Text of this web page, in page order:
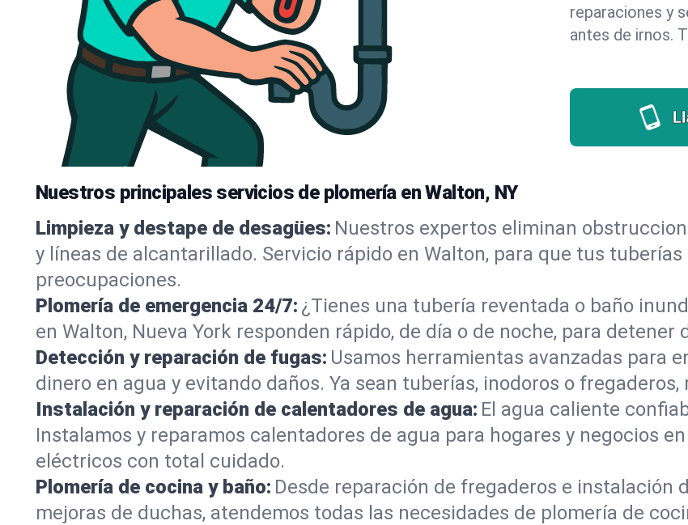
reparaciones y
antes de irnos.
Nuestros principales servicios de plomería en Walton, NY
Limpieza y destape de desagües: Nuestros expertos eliminan
y líneas de alcantarillado. Servicio rápido en Walton, para que tus
preocupaciones.
Plomería de emergencia 24/7: ¿Tienes una tubería reventada o baño
en Walton, Nueva York responden rápido, de día o de noche, para
Detección y reparación de fugas: Usamos herramientas avanzadas para
dinero en agua y evitando daños. Ya sean tuberías, inodoros o
Instalación y reparación de calentadores de agua: El agua caliente
Instalamos y reparamos calentadores de agua para hogares y negocios
eléctricos con total cuidado.
Plomería de cocina y baño: Desde reparación de fregaderos e instalación
mejoras de duchas, atendemos todas las necesidades de plomería de